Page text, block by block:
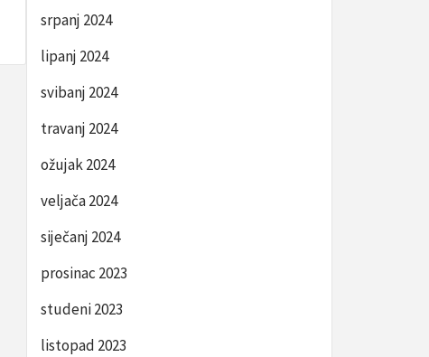
srpanj 2024
lipanj 2024
svibanj 2024
travanj 2024
ožujak 2024
veljača 2024
siječanj 2024
prosinac 2023
studeni 2023
listopad 2023